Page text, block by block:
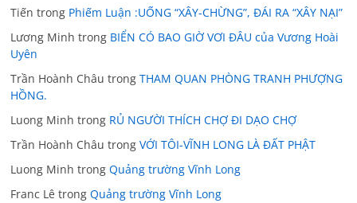
Tiến trong Phiếm Luận :UỐNG “XÂY-CHỪNG”, ĐÁI RA “XÂY NẠI”
Lương Minh trong BIỂN CÓ BAO GIỜ VƠI ĐÂU của Vương Hoài
Uyên
Trần Hoành Châu trongTHAM QUAN PHÒNG TRANH PHƯỢNG
HỒNG.
Luong Minh trong RỦ NGƯỜI THÍCH CHỢ ĐI DẠO CHỢ
Trần Hoành Châu trongVỚI TÔI-VĨNH LONG LÀ ĐẤT PHẬT
Luong Minh trongQuảng trường Vĩnh Long
Franc Lê trongQuảng trường Vĩnh Long